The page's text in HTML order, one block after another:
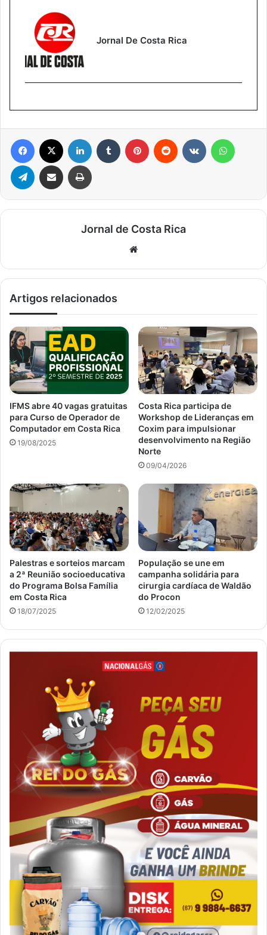
Jornal De Costa Rica
Facebook Linkedin Tumblr Pinterest Reddit
Telegram Compartilhar via e-mail Imprimir
Jornal de Costa Rica
Artigos relacionados
IFMS abre 40 vagas gratuitas
para Curso de Operador de
Computador em Costa Rica
19/08/2025
Costa Rica participa de
Workshop de Lideranças em
Coxim para impulsionar
desenvolvimento na Região
Norte
09/04/2026
Palestras e sorteios marcam
a 2ª Reunião socioeducativa
do Programa Bolsa Família
em Costa Rica
18/07/2025
População se une em
campanha solidária para
cirurgia cardíaca de Waldão
do Procon
12/02/2025